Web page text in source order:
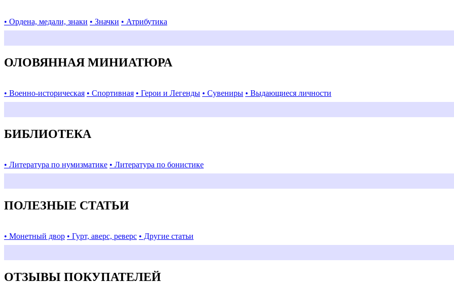
• Ордена, медали, знаки • Значки • Атрибутика
ОЛОВЯННАЯ МИНИАТЮРА
• Военно-историческая • Спортивная • Герои и Легенды • Сувениры • Выдающиеся личности
БИБЛИОТЕКА
• Литература по нумизматике • Литература по бонистике
ПОЛЕЗНЫЕ СТАТЬИ
• Монетный двор • Гурт, аверс, реверс • Другие статьи
ОТЗЫВЫ ПОКУПАТЕЛЕЙ